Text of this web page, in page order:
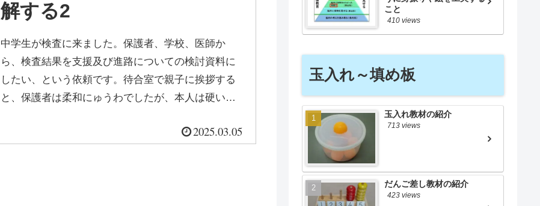
解する2
中学生が検査に来ました。保護者、学校、医師か
ら、検査結果を支援及び進路についての検討資料に
したい、という依頼です。待合室で親子に挨拶する
と、保護者は柔和にゅうわでしたが、本人は硬い表
2025.03.05
こと
410 views
玉入れ～填め板
玉入れ教材の紹介
713 views
だんご差し教材の紹介
423 views